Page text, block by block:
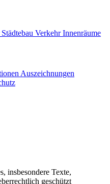
Städtebau VerkehrInnenräume
Auszeichnungen
insbesondere Texte,
geschützt